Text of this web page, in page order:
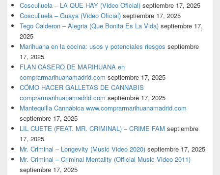
Cosculluela – LA QUE HAY (Video Oficial) septiembre 17, 2025
Cosculluela – Guaya (Video Oficial) septiembre 17, 2025
Tego Calderon – Alegria (Que Bonita Es La Vida) septiembre 17,
2025
Marihuana en la cocina: usos y potenciales riesgos septiembre
17, 2025
FLAN CASERO DE MARIHUANA en
comprarmarihuanamadrid.com septiembre 17, 2025
CÓMO HACER GALLETAS DE CANNABIS
comprarmarihuanamadrid.com septiembre 17, 2025
Mantequilla Cannábica www.comprarmarihuanamadrid.com
septiembre 17, 2025
LIL CUETE (FEAT. MR. CRIMINAL) – CRIME FAM septiembre
17, 2025
Mr. Criminal – Longevity (Music Video 2020) septiembre 17, 2025
Mr. Criminal – Criminal Mentality (Official Music Video 2011)
septiembre 17, 2025